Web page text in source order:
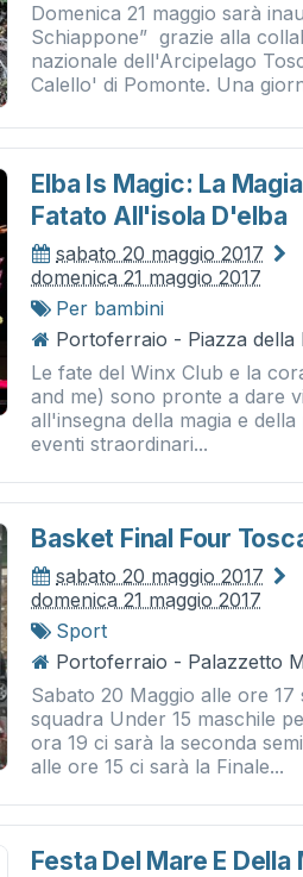
Domenica 21 maggio sarà
Schiappone” grazie alla
nazionale dell'Arcipelago
Calello' di Pomonte. Una
Elba Is Magic: La
Fatato All'isola D'elba
sabato 20 maggio 2017
domenica 21 maggio 2017
Per bambini
Portoferraio - Piazza della
Le fate del Winx Club e la
and me) sono pronte a dare
all'insegna della magia e
eventi straordinari...
Basket Final Four
sabato 20 maggio 2017
domenica 21 maggio 2017
Sport
Portoferraio - Palazzetto
Sabato 20 Maggio alle ore
squadra Under 15 maschile
ora 19 ci sarà la seconda
alle ore 15 ci sarà la Finale...
Festa Del Mare E